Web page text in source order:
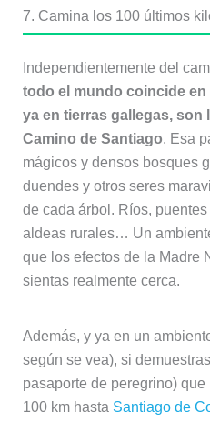
7. Camina los 100 últimos
Independientemente del
todo el mundo coincide
ya en tierras gallegas, son
Camino de Santiago. Esa
mágicos y densos bosques
duendes y otros seres
de cada árbol. Ríos,
aldeas rurales… Un
que los efectos de la Madre
sientas realmente cerca.
Además, y ya en un
según se vea), si
pasaporte de peregrino)
100 km hasta Santiago de